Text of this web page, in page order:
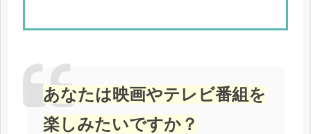
あなたは映画やテレビ番組を
楽しみたいですか？